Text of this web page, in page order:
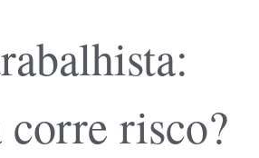
corre risco?